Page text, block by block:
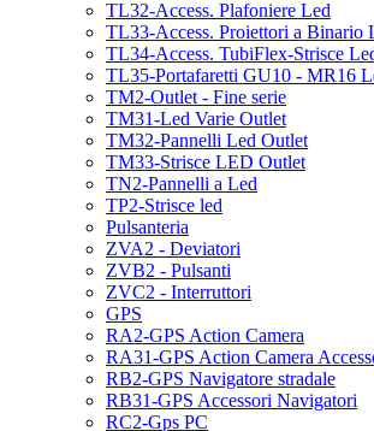
TL32-Access. Plafoniere Led
TL33-Access. Proiettori a Binario
TL34-Access. TubiFlex-Strisce
TL35-Portafaretti GU10 - MR16
TM2-Outlet - Fine serie
TM31-Led Varie Outlet
TM32-Pannelli Led Outlet
TM33-Strisce LED Outlet
TN2-Pannelli a Led
TP2-Strisce led
Pulsanteria
ZVA2 - Deviatori
ZVB2 - Pulsanti
ZVC2 - Interruttori
GPS
RA2-GPS Action Camera
RA31-GPS Action Camera
RB2-GPS Navigatore stradale
RB31-GPS Accessori Navigatori
RC2-Gps PC